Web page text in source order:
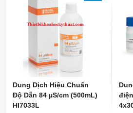
Dung Dịch Hiệu Chuẩn
Độ Dẫn 84 µS/cm (500mL)
HI7033L